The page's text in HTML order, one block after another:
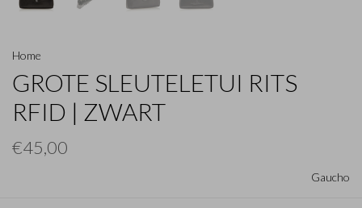
Home
GROTE SLEUTELETUI RITS
RFID | ZWART
€45,00
Gaucho